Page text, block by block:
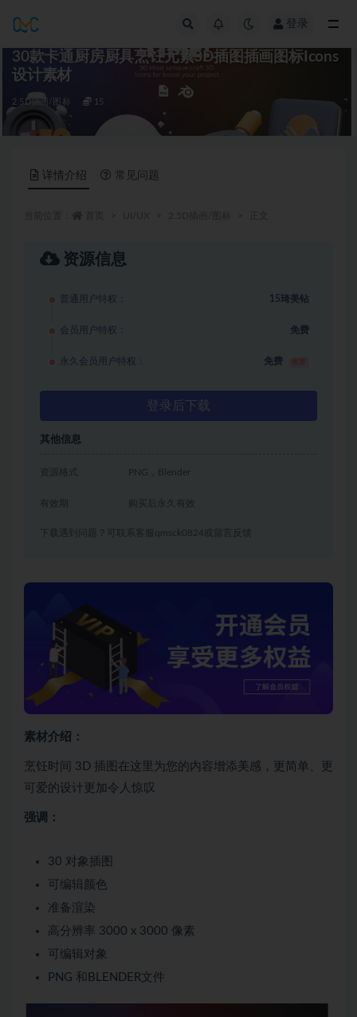
登录
30款卡通厨房厨具烹饪元素3D插图插画图标Icons
设计素材
2.5D插画/图标 15
详情介绍 常见问题
资源信息
普通用户特权： 15琦美钻
会员用户特权： 免费
永久会员用户特权： 免费
登录后下载
其他信息
资源格式 PNG，Blender
有效期 购买后永久有效
下载遇到问题？可联系客服qmsck0824或留言反馈
素材介绍：
烹饪时间 3D 插图在这里为您的内容增添美感，更简单、更
可爱的设计更加令人惊叹
强调：
30 对象插图
可编辑颜色
准备渲染
高分辨率 3000 x 3000 像素
可编辑对象
PNG 和BLENDER文件